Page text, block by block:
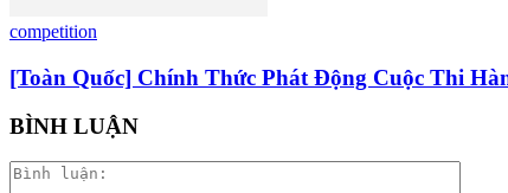
competition
[Toàn Quốc] Chính Thức Phát Động Cuộc Thi
BÌNH LUẬN